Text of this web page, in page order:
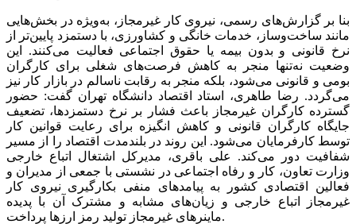
بنا بر گزارش‌های رسمی، نیروی کار غیرمجاز، به‌ویژه در بخش‌هایی
مانند ساخت‌وساز، خدمات خانگی و کشاورزی، با دستمزد پایین‌تر از
نرخ قانونی و بدون بیمه یا حقوق اجتماعی فعالیت می‌کنند. این
وضعیت نه‌تنها منجر به کاهش فرصت‌های شغلی برای کارگران
بومی و قانونی می‌شود، بلکه منجر به رقابت ناسالم در بازار کار نیز
می‌گردد. رضا طاهری، استاد اقتصاد دانشگاه تهران گفت: حضور
گسترده کارگران غیرمجاز باعث فشار بر نرخ دستمزدها، تضعیف
جایگاه کارگران قانونی و کاهش انگیزه برای رعایت قوانین کار
توسط کارفرمایان می‌شود. این روند در بلندمدت اقتصاد را از مسیر
شفافیت دور می‌کند. علی باقری، مدیرکل اشتغال اتباع خارجی
وزارت تعاون، کار و رفاه اجتماعی در نشستی با جمعی از مدیران و
فعالین اقتصادی کشور به پیامد‌های منفی بکارگیری نیروی کار
غیرمجاز اتباع خارجی و زیان‌های مشابه و مشترک آن با پدیده
ماینر‌های غیرمجاز تولید رمز ارز‌ها پرداخت.